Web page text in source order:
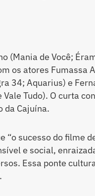
(Mania de Você;
os atores Fumassa
34; Aquarius) e
Tudo). O curta
da Cajuína.
“o sucesso do filme
e social,
Essa ponte